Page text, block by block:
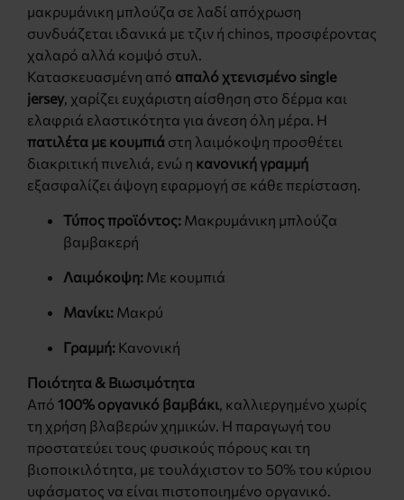
μακρυμάνικη μπλούζα σε λαδί απόχρωση
συνδυάζεται ιδανικά με τζιν ή chinos, προσφέροντας
χαλαρό αλλά κομψό στυλ.
Κατασκευασμένη από απαλό χτενισμένο single
jersey , χαρίζει ευχάριστη αίσθηση στο δέρμα και
ελαφριά ελαστικότητα για άνεση όλη μέρα. Η
πατιλέτα με κουμπιά στη λαιμόκοψη προσθέτει
διακριτική πινελιά, ενώ η κανονική γραμμή
εξασφαλίζει άψογη εφαρμογή σε κάθε περίσταση.
Τύπος προϊόντος: Μακρυμάνικη μπλούζα
βαμβακερή
Λαιμόκοψη: Με κουμπιά
Μανίκι: Μακρύ
Γραμμή: Κανονική
Ποιότητα & Βιωσιμότητα
Από 100% οργανικό βαμβάκι , καλλιεργημένο χωρίς
τη χρήση βλαβερών χημικών. Η παραγωγή του
προστατεύει τους φυσικούς πόρους και τη
βιοποικιλότητα, με τουλάχιστον το 50% του κύριου
υφάσματος να είναι πιστοποιημένο οργανικό.